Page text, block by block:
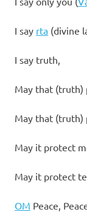
I say rta (divine
I say truth,
May that (truth)
May that (truth)
May it protect
May it protect
OM Peace,